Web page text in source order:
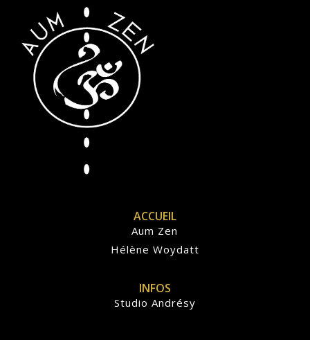
ACCUEIL
Aum Zen
Hélène Woydatt
INFOS
Studio Andrésy